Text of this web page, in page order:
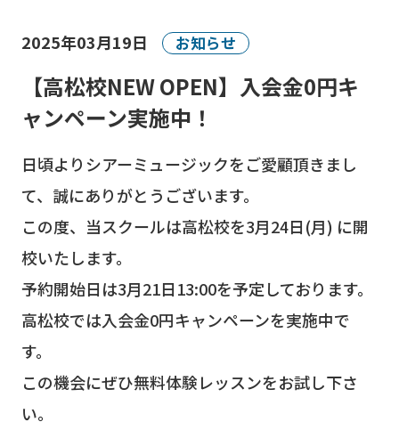
2025年03月19日 お知らせ
【高松校NEW OPEN】入会金0円キ
ャンペーン実施中！
日頃よりシアーミュージックをご愛顧頂きまし
て、誠にありがとうございます。
この度、当スクールは高松校を3月24日(月) に開
校いたします。
予約開始日は3月21日13:00を予定しております。
高松校では入会金0円キャンペーンを実施中で
す。
この機会にぜひ無料体験レッスンをお試し下さ
い。